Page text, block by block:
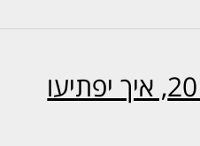
הרפתקאות 1 באפריל גרסת 2014, איך יפתיעו